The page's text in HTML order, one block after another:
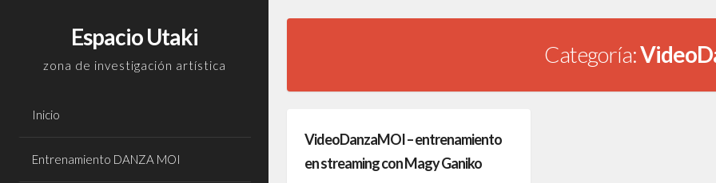
Espacio Utaki
zona de investigación artística
Inicio
Entrenamiento DANZA MOI ​
Categoría:
VideoDanzaMOI – entrenamiento
en streaming con Magy Ganiko